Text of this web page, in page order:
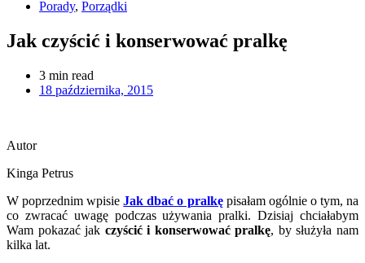
Porady, Porządki
Jak czyścić i konserwować pralkę
3 min read
18 października, 2015
Autor
Kinga Petrus
W poprzednim wpisieJak dbać o pralkę pisałam ogólnie o tym, na
co zwracać uwagę podczas używania pralki. Dzisiaj chciałabym
Wam pokazać jak czyścić i konserwować pralkę, by służyła nam
kilka lat.